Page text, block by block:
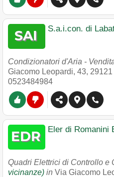
S.a.i.con. di
Condizionatori d'Aria -
Giacomo Leopardi, 43, 29121
0523484984
Eler di Romanini
Quadri Elettrici di Controllo e
vicinanze) in Via Giacomo